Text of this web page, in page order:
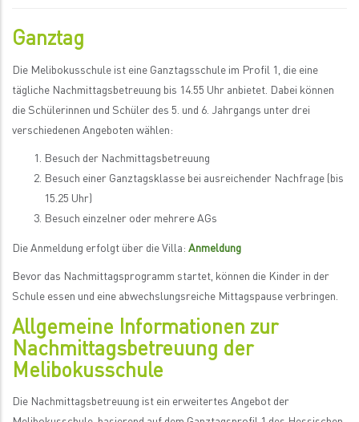
Ganztag
Die Melibokusschule ist eine Ganztagsschule im Profil 1, die eine
tägliche Nachmittagsbetreuung bis 14.55 Uhr anbietet. Dabei können
die Schülerinnen und Schüler des 5. und 6. Jahrgangs unter drei
verschiedenen Angeboten wählen:
Besuch der Nachmittagsbetreuung
Besuch einer Ganztagsklasse bei ausreichender Nachfrage (bis
15.25 Uhr)
Besuch einzelner oder mehrere AGs
Die Anmeldung erfolgt über die Villa: Anmeldung
Bevor das Nachmittagsprogramm startet, können die Kinder in der
Schule essen und eine abwechslungsreiche Mittagspause verbringen.
Allgemeine Informationen zur
Nachmittagsbetreuung der
Melibokusschule
Die Nachmittagsbetreuung ist ein erweitertes Angebot der